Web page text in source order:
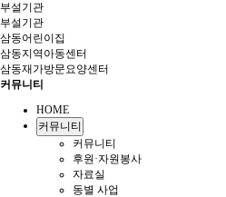
부설기관
부설기관
삼동어린이집
삼동지역아동센터
삼동재가방문요양센터
커뮤니티
HOME
커뮤니티
커뮤니티
후원·자원봉사
자료실
동별 사업